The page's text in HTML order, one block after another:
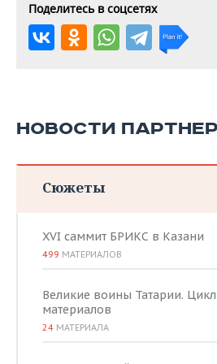
Поделитесь в соцсетях
НОВОСТИ
Сюжеты
XVI саммит БРИКС в Казани
499 МАТЕРИАЛОВ
Великие воины Татарии.
материалов
24 МАТЕРИАЛА